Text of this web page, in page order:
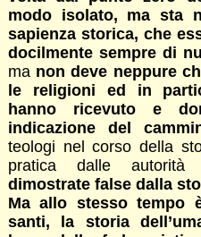
modo isolato, ma sta
sapienza storica, che
docilmente sempre di
ma non deve neppure
le religioni ed in
hanno ricevuto e
indicazione del
teologi nel corso della
pratica dalle
dimostrate false dalla
Ma allo stesso tempo
santi, la storia